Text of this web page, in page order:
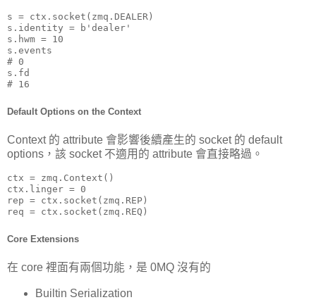
s = ctx.socket(zmq.DEALER)
s.identity = b'dealer'
s.hwm = 10
s.events
# 0
s.fd
# 16
Default Options on the Context
Context 的 attribute 會影響後續產生的 socket 的 default
options，該 socket 不適用的 attribute 會直接略過。
ctx = zmq.Context()
ctx.linger = 0
rep = ctx.socket(zmq.REP)
req = ctx.socket(zmq.REQ)
Core Extensions
在 core 裡面有兩個功能，是 0MQ 沒有的
Builtin Serialization